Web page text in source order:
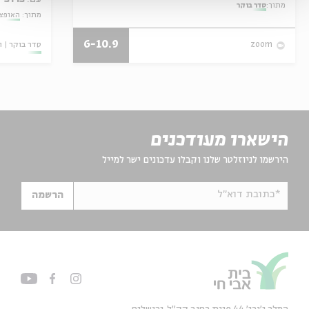
מתוך:סדר בוקר
zoom
6-10.9
מתוך:
סדר בוקר
הישארו מעודכנים
הירשמו לניוזלטר שלנו וקבלו עדכונים ישר למייל
*כתובת דוא"ל הרשמה